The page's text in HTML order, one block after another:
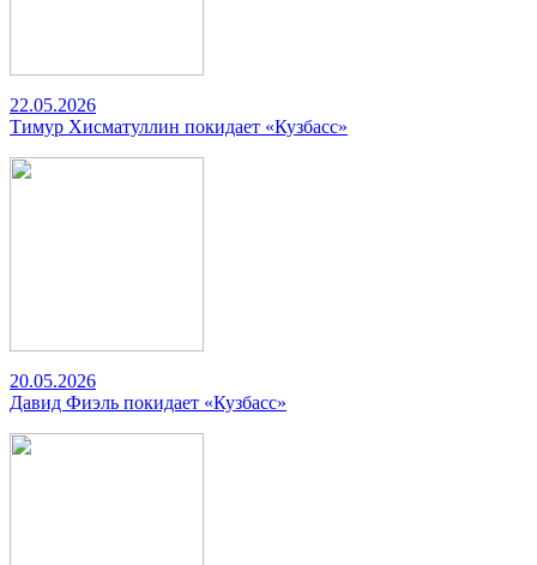
22.05.2026
Тимур Хисматуллин покидает «Кузбасс»
20.05.2026
Давид Фиэль покидает «Кузбасс»